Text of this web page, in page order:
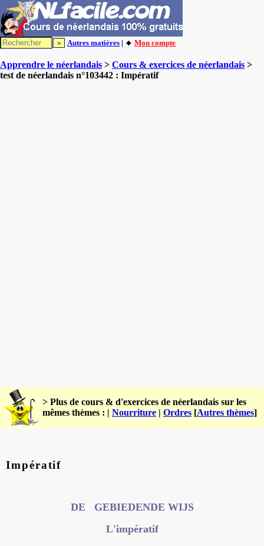
Autres matières | 🔸 Mon compte
Apprendre le néerlandais > Cours & exercices de néerlandais >
test de néerlandais n°103442 : Impératif
> Plus de cours & d'exercices de néerlandais sur les
mêmes thèmes : | Nourriture | Ordres [Autres thèmes]
Impératif
DE GEBIEDENDE WIJS
L'impératif